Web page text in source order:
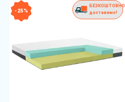
- 25 %
БЕЗКОШТОВНО
доставимо!